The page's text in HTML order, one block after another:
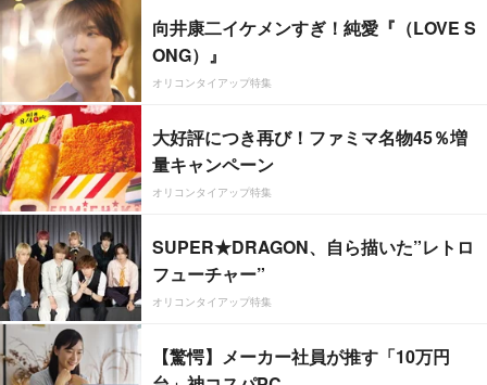
向井康二イケメンすぎ！純愛『（LOVE S
ONG）』
オリコンタイアップ特集
大好評につき再び！ファミマ名物45％増
量キャンペーン
オリコンタイアップ特集
SUPER★DRAGON、自ら描いた”レトロ
フューチャー”
オリコンタイアップ特集
【驚愕】メーカー社員が推す「10万円